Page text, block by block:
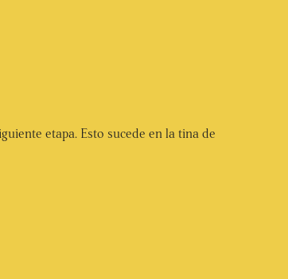
etapa. Esto sucede en la tina de